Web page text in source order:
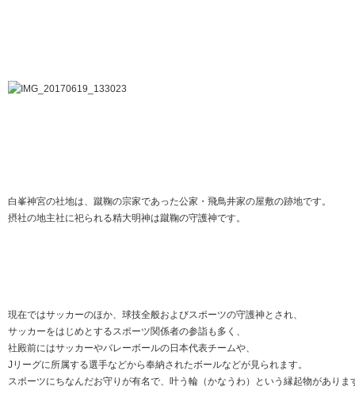
白峯神宮の社地は、蹴鞠の宗家であった公家・飛鳥井家の屋敷の跡地です。
摂社の地主社に祀られる精大明神は蹴鞠の守護神です。
現在ではサッカーのほか、球技全般およびスポーツの守護神とされ、
サッカーをはじめとするスポーツ関係者の参詣も多く、
社殿前にはサッカーやバレーボールの日本代表チームや、
Jリーグに所属する選手などから奉納されたボールなどが見られます。
スポーツにちなんだお守りが有名で、叶う輪（かなうわ）という縁起物がありま